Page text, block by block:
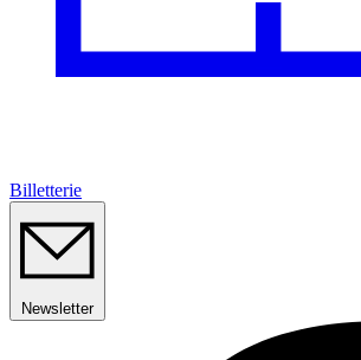
Billetterie
Newsletter